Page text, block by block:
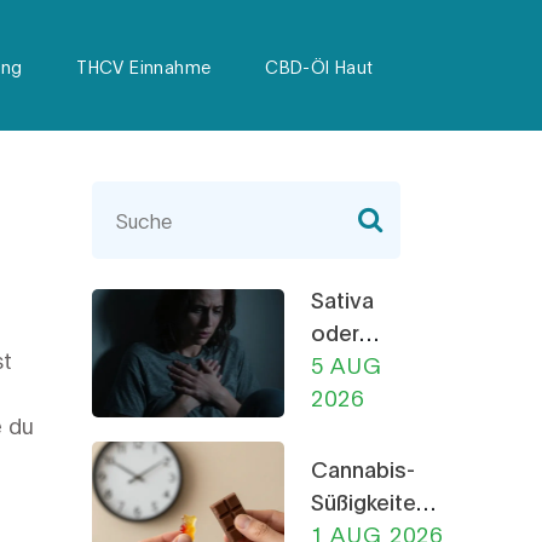
THCV Einnahme CBD-Öl Haut
du
Sativa
oder
Indica:
Was
wirklich
nervös?
Die
5 AUG
2026
Cannabis-
Süßigkeiten
Dosierung:
1 AUG 2026